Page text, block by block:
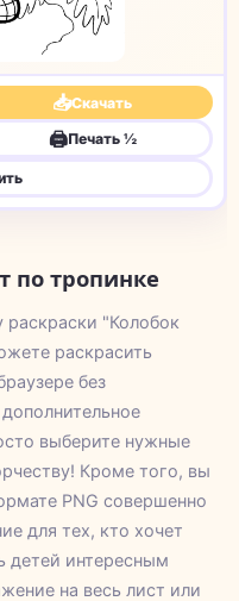
📥Скачать
🖨Печать ½
по тропинке
"Колобок
раскрасить
без
выберите нужные
Кроме того, вы
PNG совершенно
для тех, кто хочет
детей интересным
на весь лист или